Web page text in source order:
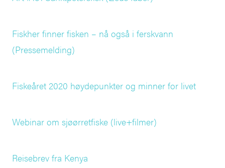
Fiskher finner fisken – nå også i ferskvann
(Pressemelding)
Fiskeåret 2020 høydepunkter og minner for livet
Webinar om sjøørretfiske (live+filmer)
Reisebrev fra Kenya